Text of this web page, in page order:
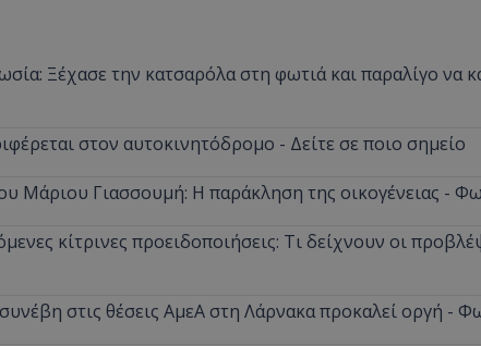
Ξέχασε την κατσαρόλα στη φωτιά και παραλίγο να
στον αυτοκινητόδρομο - Δείτε σε ποιο σημείο
Μάριου Γιασσουμή: Η παράκληση της οικογένειας -
κίτρινες προειδοποιήσεις: Τι δείχνουν οι
στις θέσεις ΑμεΑ στη Λάρνακα προκαλεί οργή -